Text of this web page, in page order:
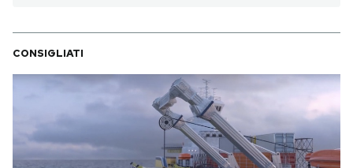
I MIEI PREFERITI
SHOP
CONSIGLIATI